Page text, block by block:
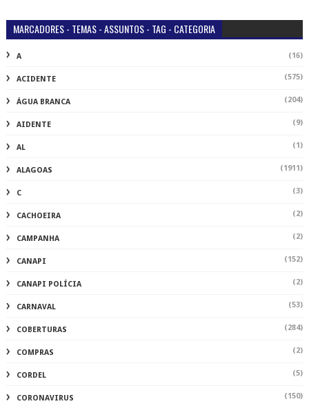
MARCADORES - TEMAS - ASSUNTOS - TAG - CATEGORIA
A (16)
ACIDENTE (575)
ÁGUA BRANCA (204)
AIDENTE (9)
AL (1)
ALAGOAS (1911)
C (3)
CACHOEIRA (2)
CAMPANHA (2)
CANAPI (152)
CANAPI POLÍCIA (2)
CARNAVAL (53)
COBERTURAS (284)
COMPRAS (2)
CORDEL (5)
CORONAVIRUS (150)